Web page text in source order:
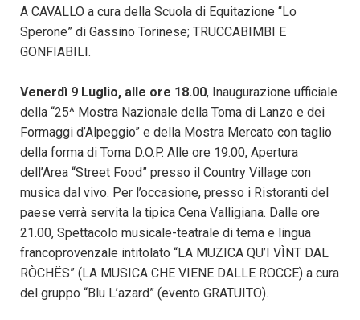
A CAVALLO a cura della Scuola di Equitazione “Lo
Sperone” di Gassino Torinese; TRUCCABIMBI E
GONFIABILI.
Venerdì 9 Luglio, alle ore 18.00, Inaugurazione ufficiale
della “25^ Mostra Nazionale della Toma di Lanzo e dei
Formaggi d’Alpeggio” e della Mostra Mercato con taglio
della forma di Toma D.O.P. Alle ore 19.00, Apertura
dell’Area “Street Food” presso il Country Village con
musica dal vivo. Per l’occasione, presso i Ristoranti del
paese verrà servita la tipica Cena Valligiana. Dalle ore
21.00, Spettacolo musicale-teatrale di tema e lingua
francoprovenzale intitolato “LA MUZICA QU’I VÌNT DAL
RÒCHËS” (LA MUSICA CHE VIENE DALLE ROCCE) a cura
del gruppo “Blu L’azard” (evento GRATUITO).